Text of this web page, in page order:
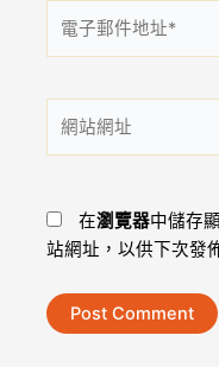
子
件
地
址
站
在瀏覽器中儲存
站網址，以供下次發